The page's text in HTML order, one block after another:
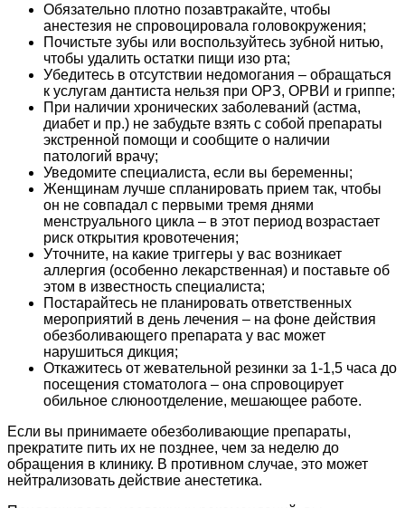
Обязательно плотно позавтракайте, чтобы
анестезия не спровоцировала головокружения;
Почистьте зубы или воспользуйтесь зубной нитью,
чтобы удалить остатки пищи изо рта;
Убедитесь в отсутствии недомогания – обращаться
к услугам дантиста нельзя при ОРЗ, ОРВИ и гриппе;
При наличии хронических заболеваний (астма,
диабет и пр.) не забудьте взять с собой препараты
экстренной помощи и сообщите о наличии
патологий врачу;
Уведомите специалиста, если вы беременны;
Женщинам лучше спланировать прием так, чтобы
он не совпадал с первыми тремя днями
менструального цикла – в этот период возрастает
риск открытия кровотечения;
Уточните, на какие триггеры у вас возникает
аллергия (особенно лекарственная) и поставьте об
этом в известность специалиста;
Постарайтесь не планировать ответственных
мероприятий в день лечения – на фоне действия
обезболивающего препарата у вас может
нарушиться дикция;
Откажитесь от жевательной резинки за 1-1,5 часа до
посещения стоматолога – она спровоцирует
обильное слюноотделение, мешающее работе.
Если вы принимаете обезболивающие препараты,
прекратите пить их не позднее, чем за неделю до
обращения в клинику. В противном случае, это может
нейтрализовать действие анестетика.